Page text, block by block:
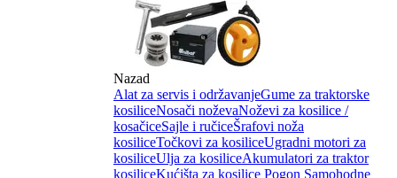
Nazad
Alat za servis i održavanjeGume za traktorske
kosiliceNosači noževaNoževi za kosilice /
kosačiceSajle i ručiceŠrafovi noža
kosiliceTočkovi za kosiliceUgradni motori za
kosiliceUlja za kosiliceAkumulatori za traktor
kosiliceKućišta za kosilice Pogon Samohodne